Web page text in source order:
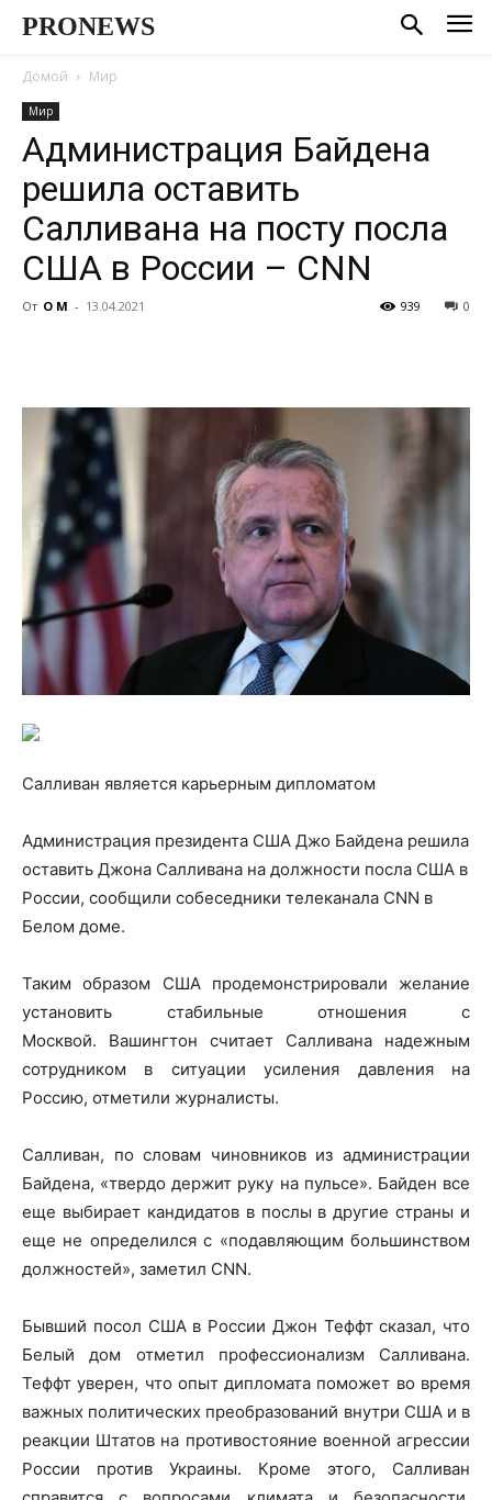
PRONEWS
Домой Мир
Мир
Администрация Байдена
решила оставить
Салливана на посту посла
США в России – CNN
От О М - 13.04.2021 0
939
Салливан является карьерным дипломатом
Администрация президента США Джо Байдена решила
оставить Джона Салливана на должности посла США в
России, сообщили собеседники телеканала CNN в
Белом доме.
Таким образом США продемонстрировали желание
установить стабильные отношения с
Москвой. Вашингтон считает Салливана надежным
сотрудником в ситуации усиления давления на
Россию, отметили журналисты.
Салливан, по словам чиновников из администрации
Байдена, «твердо держит руку на пульсе». Байден все
еще выбирает кандидатов в послы в другие страны и
еще не определился с «подавляющим большинством
должностей», заметил CNN.
Бывший посол США в России Джон Теффт сказал, что
Белый дом отметил профессионализм Салливана.
Теффт уверен, что опыт дипломата поможет во время
важных политических преобразований внутри США и в
реакции Штатов на противостояние военной агрессии
России против Украины. Кроме этого, Салливан